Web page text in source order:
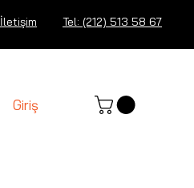
İletişim Tel: (212) 513 58 67
Giriş